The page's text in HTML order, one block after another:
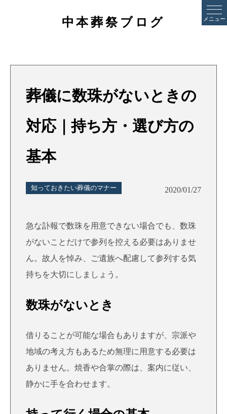
メニュー
中本葬祭ブログ
葬儀に数珠がないときの
対応｜持ち方・選び方の
基本
知っておきたい葬儀のマナー 2020/01/27
急な訃報で数珠を用意できない場合でも、数珠
がないことだけで参列を控える必要はありませ
ん。故人を悼み、ご遺族へ配慮して参列する気
持ちを大切にしましょう。
数珠がないとき
借りることが可能な場合もありますが、宗派や
地域の考え方もあるため無理に用意する必要は
ありません。焼香や合掌の際は、案内に従い、
静かに手を合わせます。